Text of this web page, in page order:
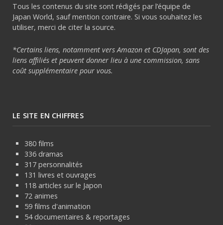
Tous les contenus du site sont rédigés par l’équipe de
Japan World, sauf mention contraire. Si vous souhaitez les
utiliser, merci de citer la source.
*Certains liens, notamment vers Amazon et CDJapan, sont des
liens affiliés et peuvent donner lieu à une commission, sans
coût supplémentaire pour vous.
LE SITE EN CHIFFRES
380 films
336 dramas
317 personnalités
131 livres et ouvrages
118 articles sur le Japon
72 animes
59 films d'animation
54 documentaires & reportages